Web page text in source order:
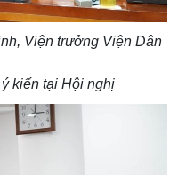
Viện trưởng Viện Dân
kiến tại Hội nghị